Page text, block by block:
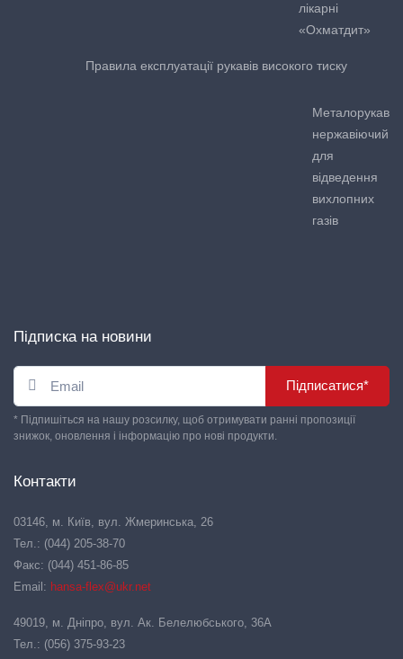
лікарні
«Охматдит»
Правила експлуатації рукавів високого тиску
Металорукав
нержавіючий
для
відведення
вихлопних
газів
Підписка на новини
Підписатися*
* Підпишіться на нашу розсилку, щоб отримувати ранні пропозиції
знижок, оновлення і інформацію про нові продукти.
Контакти
03146, м. Київ, вул. Жмеринська, 26
Тел.: (044) 205-38-70
Факс: (044) 451-86-85
Email: hansa-flex@ukr.net
49019, м. Дніпро, вул. Ак. Белелюбського, 36А
Тел.: (056) 375-93-23